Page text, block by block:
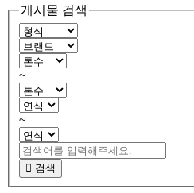
게시물 검색
~
~
검색